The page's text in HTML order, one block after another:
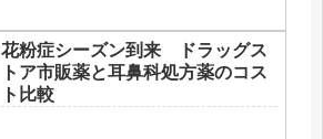
花粉症シーズン到来 ドラッグス
トア市販薬と耳鼻科処方薬のコス
ト比較